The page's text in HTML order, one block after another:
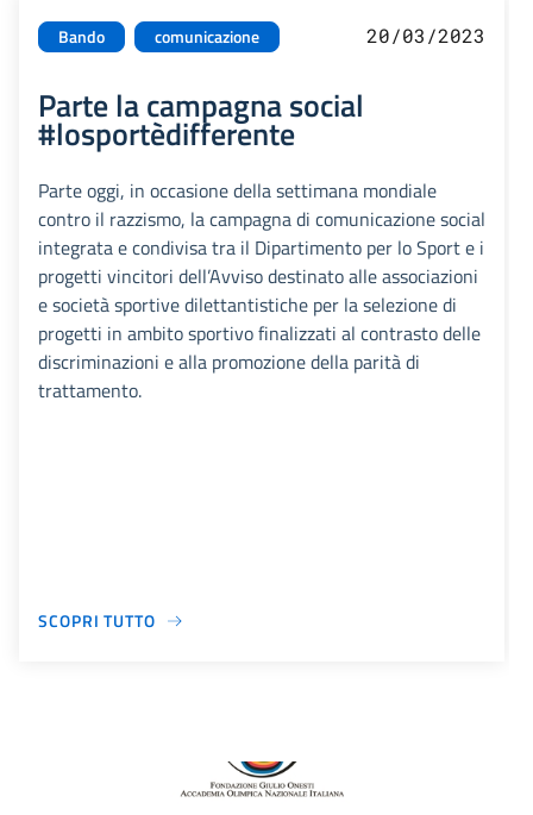
Bando comunicazione 20/03/2023
Parte la campagna social
#losportèdifferente
Parte oggi, in occasione della settimana mondiale
contro il razzismo, la campagna di comunicazione social
integrata e condivisa tra il Dipartimento per lo Sport e i
progetti vincitori dell’Avviso destinato alle associazioni
e società sportive dilettantistiche per la selezione di
progetti in ambito sportivo finalizzati al contrasto delle
discriminazioni e alla promozione della parità di
trattamento.
SCOPRI TUTTO